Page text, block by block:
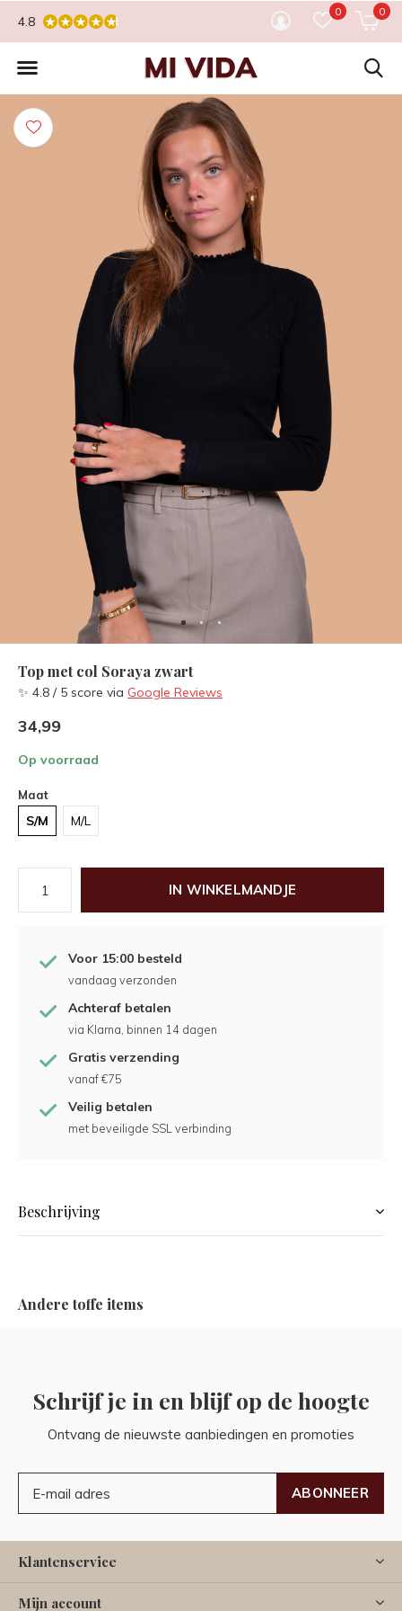
0 0
4.8
Top met col Soraya zwart
✨ 4.8 / 5 score via Google Reviews
34,99
Op voorraad
Maat
S/M M/L
IN WINKELMANDJE
Voor 15:00 besteld
vandaag verzonden
Achteraf betalen
via Klarna, binnen 14 dagen
Gratis verzending
vanaf €75
Veilig betalen
met beveiligde SSL verbinding
Beschrijving
Andere toffe items
Schrijf je in en blijf op de hoogte
Ontvang de nieuwste aanbiedingen en promoties
ABONNEER
Klantenservice
Mijn account